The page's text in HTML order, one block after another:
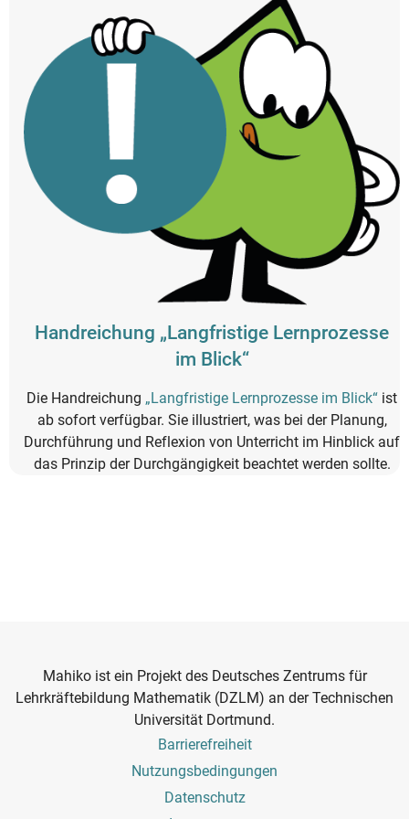
Handreichung „Langfristige Lernprozesse
im Blick“
Die Handreichung „Langfristige Lernprozesse im Blick“ ist
ab sofort verfügbar. Sie illustriert, was bei der Planung,
Durchführung und Reflexion von Unterricht im Hinblick auf
das Prinzip der Durchgängigkeit beachtet werden sollte.
Mahiko ist ein Projekt des Deutsches Zentrums für
Lehrkräftebildung Mathematik (DZLM) an der Technischen
Universität Dortmund.
Barrierefreiheit
Nutzungsbedingungen
Datenschutz